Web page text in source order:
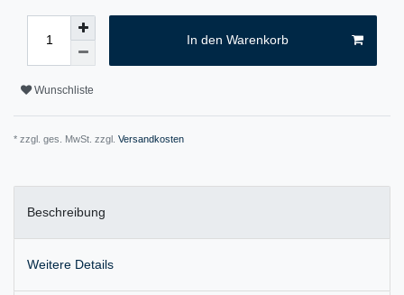
In den Warenkorb
Wunschliste
* zzgl. ges. MwSt. zzgl. Versandkosten
Beschreibung
Weitere Details